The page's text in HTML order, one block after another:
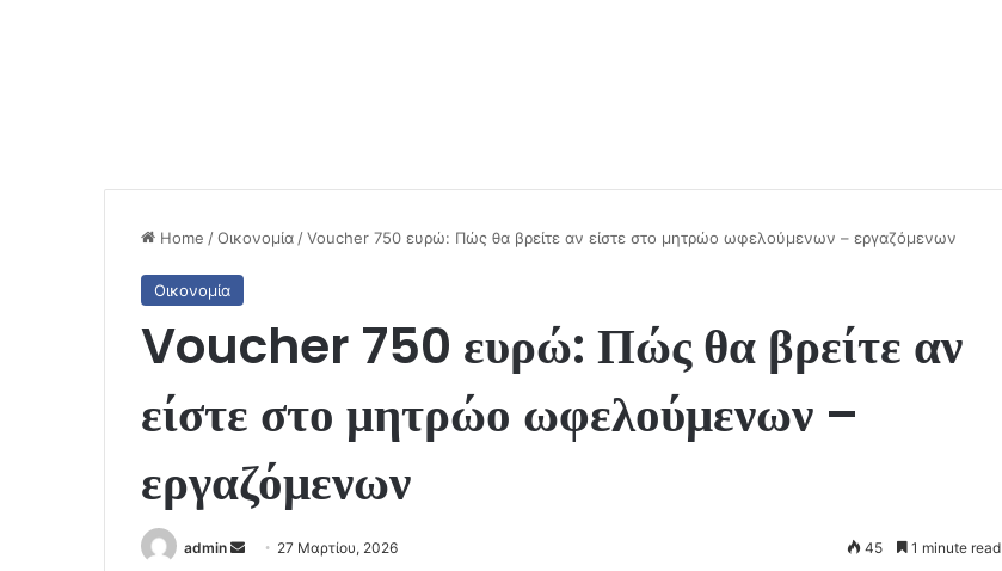
Home /Οικονομία /Voucher 750 ευρώ: Πώς θα βρείτε αν είστε στο μητρώο ωφελούμενων – εργαζόμενων
Οικονομία
Voucher 750 ευρώ: Πώς θα βρείτε αν
είστε στο μητρώο ωφελούμενων –
εργαζόμενων
admin
Send 27 Μαρτίου, 2026 45 1 minute read